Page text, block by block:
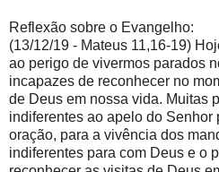
Reflexão sobre o Evangelho:
(13/12/19 - Mateus 11,16-19)
ao perigo de vivermos parados
incapazes de reconhecer no
de Deus em nossa vida. Muitas
indiferentes ao apelo do Senhor
oração, para a vivência dos
indiferentes para com Deus e o